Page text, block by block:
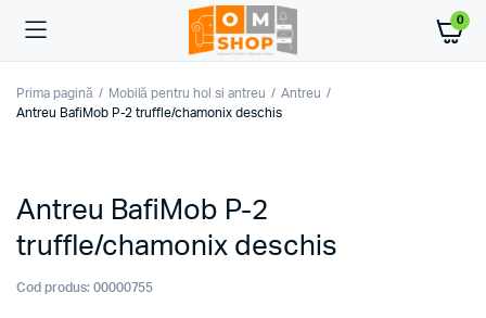
0
Prima pagină Mobilă pentru hol si antreu
Antreu
Antreu BafiMob P-2 truffle/chamonix deschis
Antreu BafiMob P-2
truffle/chamonix deschis
Cod produs: 00000755